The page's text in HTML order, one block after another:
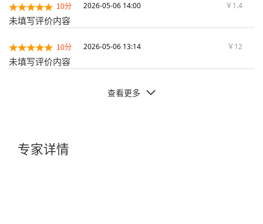
10分 2026-05-06 14:00 ￥1.4
未填写评价内容
10分 2026-05-06 13:14 ￥12
未填写评价内容
查看更多 
专家详情